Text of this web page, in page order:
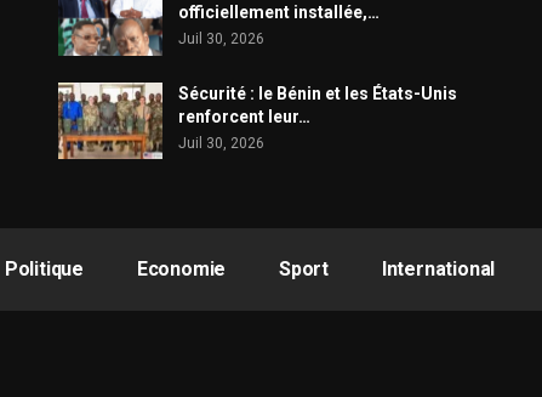
officiellement installée,…
Juil 30, 2026
Sécurité : le Bénin et les États-Unis
renforcent leur…
Juil 30, 2026
Politique Economie Sport International